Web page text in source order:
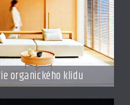
organického klidu